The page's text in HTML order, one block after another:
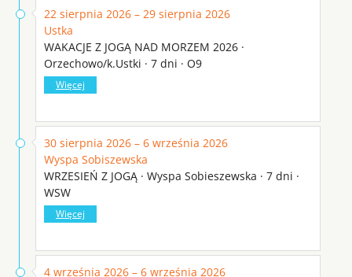
22 sierpnia 2026 – 29 sierpnia 2026
Ustka
WAKACJE Z JOGĄ NAD MORZEM 2026 ·
Orzechowo/k.Ustki · 7 dni · O9
Więcej
30 sierpnia 2026 – 6 września 2026
Wyspa Sobiszewska
WRZESIEŃ Z JOGĄ · Wyspa Sobieszewska · 7 dni ·
WSW
Więcej
4 września 2026 – 6 września 2026